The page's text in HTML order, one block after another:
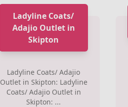
Ladyline Coats/
Adajio Outlet in
Skipton
Ladyline Coats/ Adajio
Outlet in Skipton: Ladyline
Coats/ Adajio Outlet in
Skipton: ...